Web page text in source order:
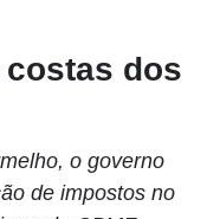
dos
o governo
de impostos no